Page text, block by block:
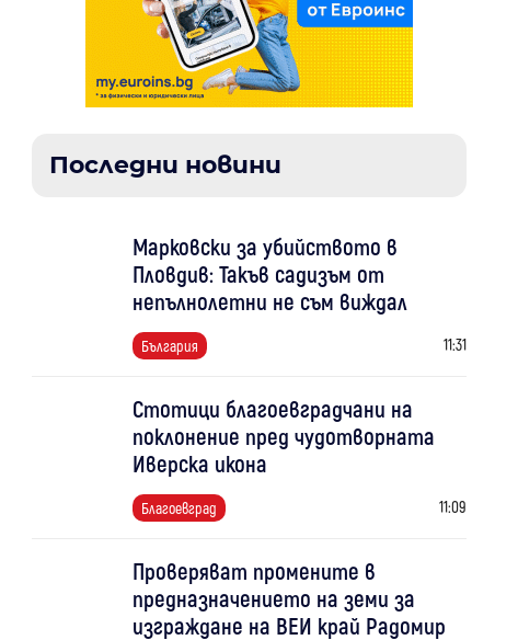
Последни новини
Марковски за убийството в
Пловдив: Такъв садизъм от
непълнолетни не съм виждал
България 11:31
Стотици благоевградчани на
поклонение пред чудотворната
Иверска икона
Благоевград 11:09
Проверяват промените в
предназначението на земи за
изграждане на ВЕИ край Радомир